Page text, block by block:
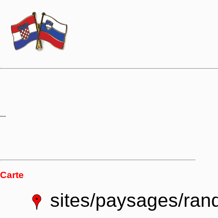
...
Carte
sites/paysages/